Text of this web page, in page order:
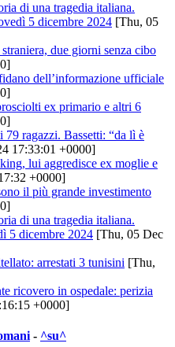
di una tragedia italiana.
5 dicembre 2024 [Thu, 05
due giorni senza cibo
dell’informazione ufficiale
ex primario e altri 6
ragazzi. Bassetti: “da lì è
17:33:01 +0000]
lui aggredisce ex moglie e
+0000]
il più grande investimento
di una tragedia italiana.
5 dicembre 2024 [Thu, 05 Dec
arrestati 3 tunisini [Thu,
ricovero in ospedale: perizia
+0000]
- ^su^